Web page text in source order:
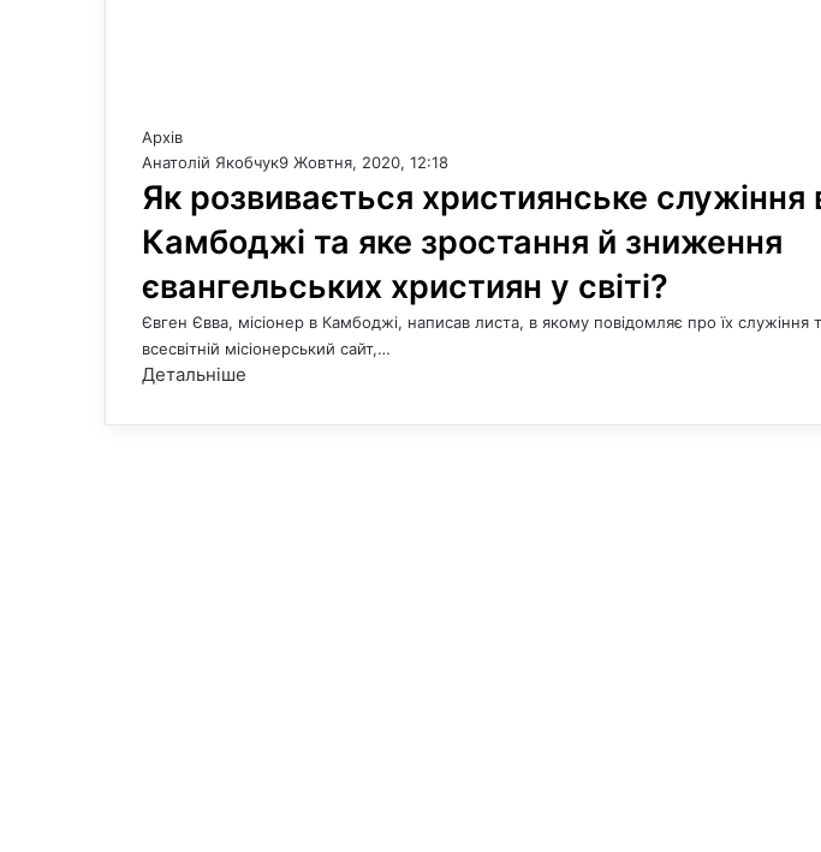
Архів
Анатолій Якобчук9 Жовтня, 2020, 12:18
Як розвивається християнське служіння
Камбоджі та яке зростання й зниження
євангельських християн у світі?
Євген Євва, місіонер в Камбоджі, написав листа, в якому повідомляє про їх служіння
всесвітній місіонерський сайт,…
Детальніше